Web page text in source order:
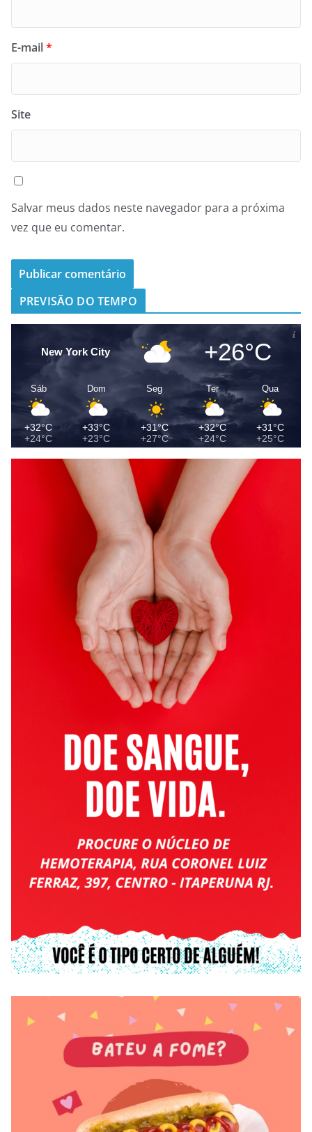
E-mail*
Site
Salvar meus dados neste navegador para a próxima
vez que eu comentar.
PREVISÃO DO TEMPO
New York City +26°C
Sáb
+32°C
+24°C
Dom
+33°C
+23°C
Seg
+31°C
+27°C
Ter
+32°C
+24°C
Qua
+31°C
+25°C